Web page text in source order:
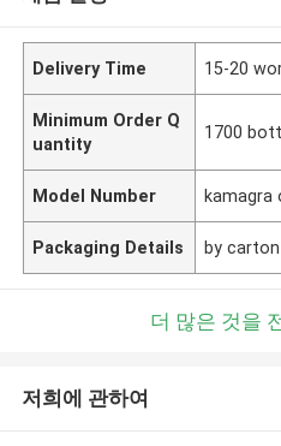
Delivery Time 15-20
Minimum Order Q
uantity
1700
Model Number kamagra
Packaging Details by carton
더 많은 것을
저희에 관하여